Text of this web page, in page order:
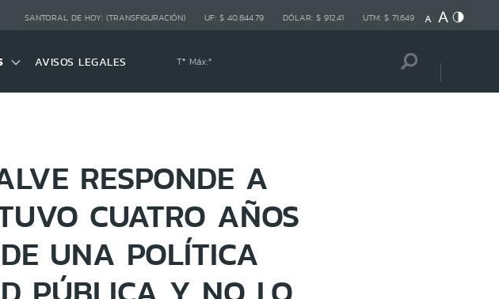
SANTORAL DE HOY: (TRANSFIGURACIÓN) UF: $ 40.844,79 DÓLAR: $ 912,41 UTM: $ 71.649
AVISOS LEGALES Tª Máx:º
RESPONDE A
CUATRO AÑOS
UNA POLÍTICA